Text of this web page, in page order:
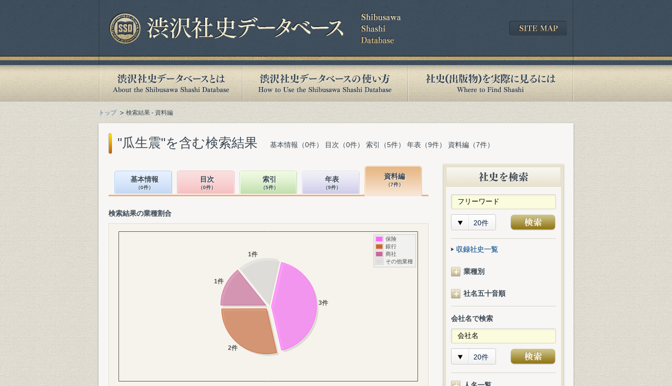
トップ 検索結果 - 資料編
"瓜生震"を含む検索結果 基本情報（0件） 目次（0件） 索引（5件） 年表（9件） 資料編（7件）
基本情報
（0件）
目次
（0件）
索引
（5件）
年表
（9件）
資料編
（7件）
検索結果の業種割合
20件
収録社史一覧
業種別
社名五十音順
会社名で検索
20件